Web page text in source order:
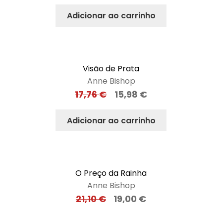
Adicionar ao carrinho
Visão de Prata
Anne Bishop
17,76€ 15,98 €
Adicionar ao carrinho
O Preço da Rainha
Anne Bishop
21,10€ 19,00 €